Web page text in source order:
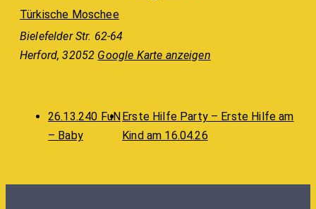
Türkische Moschee
Bielefelder Str. 62-64
Herford, 32052 Google Karte anzeigen
26.13.240 FuN
– Baby
Erste Hilfe Party – Erste Hilfe am
Kind am 16.04.26